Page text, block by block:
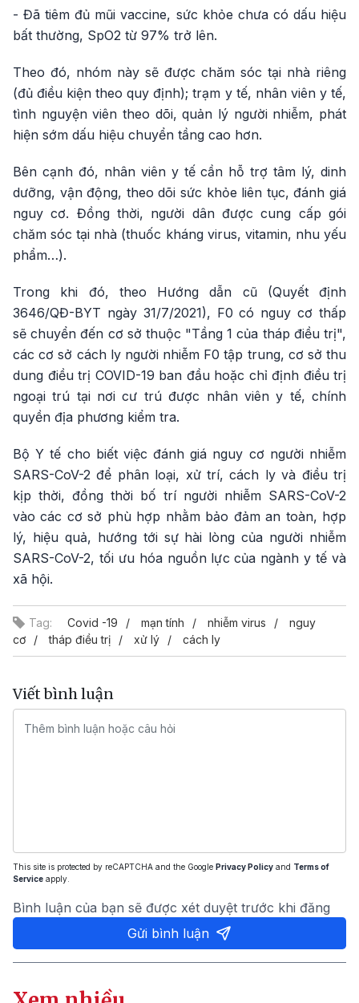
- Đã tiêm đủ mũi vaccine, sức khỏe chưa có dấu hiệu
bất thường, SpO2 từ 97% trở lên.
Theo đó, nhóm này sẽ được chăm sóc tại nhà riêng
(đủ điều kiện theo quy định); trạm y tế, nhân viên y tế,
tình nguyện viên theo dõi, quản lý người nhiễm, phát
hiện sớm dấu hiệu chuyển tầng cao hơn.
Bên cạnh đó, nhân viên y tế cần hỗ trợ tâm lý, dinh
dưỡng, vận động, theo dõi sức khỏe liên tục, đánh giá
nguy cơ. Đồng thời, người dân được cung cấp gói
chăm sóc tại nhà (thuốc kháng virus, vitamin, nhu yếu
phẩm…).
Trong khi đó, theo Hướng dẫn cũ (Quyết định
3646/QĐ-BYT ngày 31/7/2021), F0 có nguy cơ thấp
sẽ chuyển đến cơ sở thuộc "Tầng 1 của tháp điều trị",
các cơ sở cách ly người nhiễm F0 tập trung, cơ sở thu
dung điều trị COVID-19 ban đầu hoặc chỉ định điều trị
ngoại trú tại nơi cư trú được nhân viên y tế, chính
quyền địa phương kiểm tra.
Bộ Y tế cho biết việc đánh giá nguy cơ người nhiễm
SARS-CoV-2 để phân loại, xử trí, cách ly và điều trị
kịp thời, đồng thời bố trí người nhiễm SARS-CoV-2
vào các cơ sở phù hợp nhằm bảo đảm an toàn, hợp
lý, hiệu quả, hướng tới sự hài lòng của người nhiễm
SARS-CoV-2, tối ưu hóa nguồn lực của ngành y tế và
xã hội.
Tag: Covid -19 mạn tính nhiễm virus
nguy
cơ
tháp điều trị xử lý cách ly
Viết bình luận
This site is protected by reCAPTCHA and the Google Privacy Policy and Terms of
Service apply.
Bình luận của bạn sẽ được xét duyệt trước khi đăng
Gửi bình luận